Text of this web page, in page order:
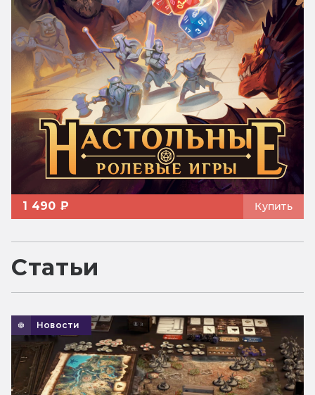
1 490 ₽ Купить
Статьи
Новости